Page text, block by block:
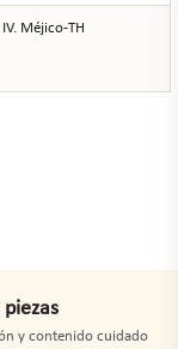
Méjico-TH
piezas
y contenido cuidado